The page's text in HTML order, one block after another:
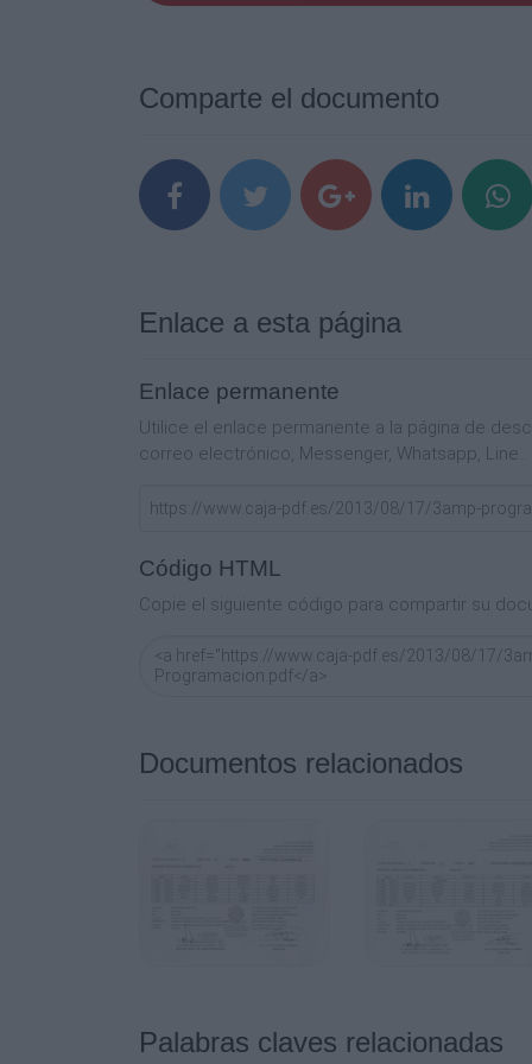
en el Estado de Tlaxcala
y dc servicios No. 211
PROGRAMACION
y VII
DSDAUPOO
DSDAUPOO
BIO
DSDAUPOO
DSDAUPOO
11:00 -
TUTOR lA
Comparte el documento
Enlace a esta página
Enlace permanente
Utilice el enlace permanente a la página de
correo electrónico, Messenger, Whatsapp, Line..
Código HTML
Copie el siguiente código para compartir su
Documentos relacionados
Palabras claves relacionadas